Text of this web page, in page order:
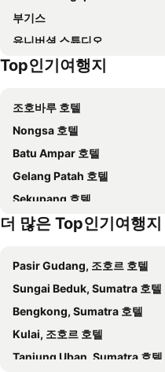
V 호텔 라벤더
Village Hotel Sentosa by Far East Hospitality
The Clan Hotel Singapore by Far East Hospitality
30 벤쿨렌
호텔 그랜드 퍼시픽
YWCA Fort Canning
Wyndham Singapore Hotel
랑데뷰 호텔 싱가포르
더 캐피톨 켐핀스키 호텔 싱가포르
Pullman Singapore Hill Street
The Residence At Singapore Recreation Club
호텔 로얄 앳 퀸즈
Naumi Hotel Singapore
JW 메리어트 싱가포르 사우스 비치
부기스
유니버셜 스튜디오
Austin Heights Golf & Hotel Resort
Pasir Ris Metro Station
Raffles City
Raffles Hotel Singapore Half-Day Tour
Grand Prix Season Singapore
Asia Resort Expo
The Art of the Brick
Dhoby Ghaut Metro Station
Buangkok Metro Station
City - CBD
Plaza Singapura
Khatib Metro Station
Top인기여행지
조호바루 호텔
Nongsa 호텔
Batu Ampar 호텔
Gelang Patah 호텔
Sekupang 호텔
더 많은 Top인기여행지
Pasir Gudang, 조호르 호텔
Sungai Beduk, Sumatra 호텔
Bengkong, Sumatra 호텔
Kulai, 조호르 호텔
Tanjung Uban, Sumatra 호텔